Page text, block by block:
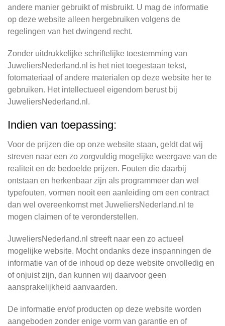
andere manier gebruikt of misbruikt. U mag de informatie
op deze website alleen hergebruiken volgens de
regelingen van het dwingend recht.
Zonder uitdrukkelijke schriftelijke toestemming van
JuweliersNederland.nl is het niet toegestaan tekst,
fotomateriaal of andere materialen op deze website her te
gebruiken. Het intellectueel eigendom berust bij
JuweliersNederland.nl.
Indien van toepassing:
Voor de prijzen die op onze website staan, geldt dat wij
streven naar een zo zorgvuldig mogelijke weergave van de
realiteit en de bedoelde prijzen. Fouten die daarbij
ontstaan en herkenbaar zijn als programmeer dan wel
typefouten, vormen nooit een aanleiding om een contract
dan wel overeenkomst met JuweliersNederland.nl te
mogen claimen of te veronderstellen.
JuweliersNederland.nl streeft naar een zo actueel
mogelijke website. Mocht ondanks deze inspanningen de
informatie van of de inhoud op deze website onvolledig en
of onjuist zijn, dan kunnen wij daarvoor geen
aansprakelijkheid aanvaarden.
De informatie en/of producten op deze website worden
aangeboden zonder enige vorm van garantie en of